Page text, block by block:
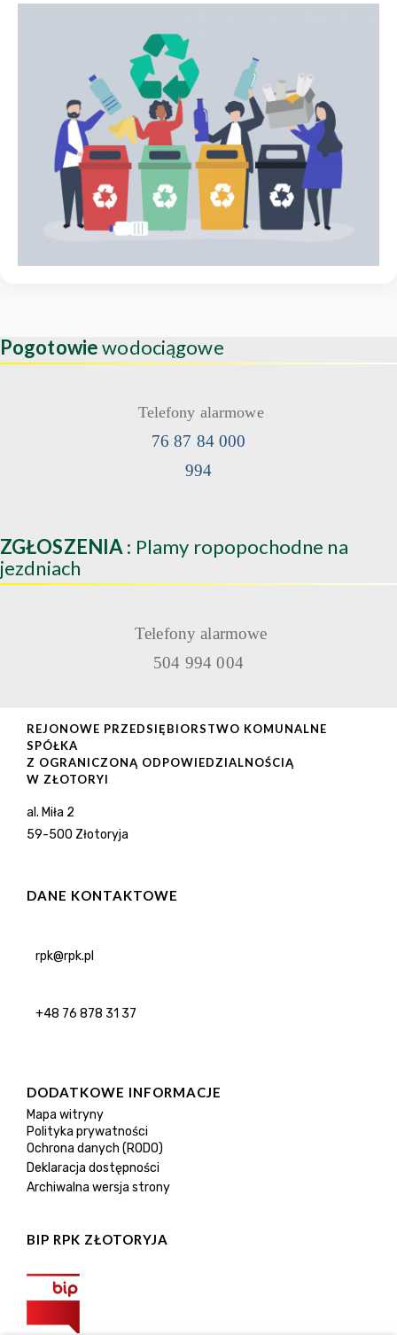
Pogotowiewodociągowe
Telefony alarmowe
76 87 84 000
994
ZGŁOSZENIA : Plamy ropopochodne na
jezdniach
Telefony alarmowe
504 994 004
REJONOWE PRZEDSIĘBIORSTWO KOMUNALNE
SPÓŁKA
Z OGRANICZONĄ ODPOWIEDZIALNOŚCIĄ
W ZŁOTORYI
al. Miła 2
59-500 Złotoryja
DANE KONTAKTOWE
rpk@rpk.pl
+48 76 878 31 37
DODATKOWE INFORMACJE
Mapa witryny
Polityka prywatności
Ochrona danych (RODO)
Deklaracja dostępności
Archiwalna wersja strony
BIP RPK ZŁOTORYJA